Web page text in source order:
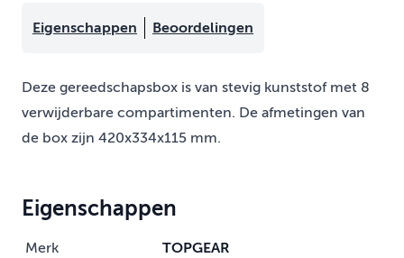
Eigenschappen Beoordelingen
Deze gereedschapsbox is van stevig kunststof met 8
verwijderbare compartimenten. De afmetingen van
de box zijn 420x334x115 mm.
Eigenschappen
Merk TOPGEAR